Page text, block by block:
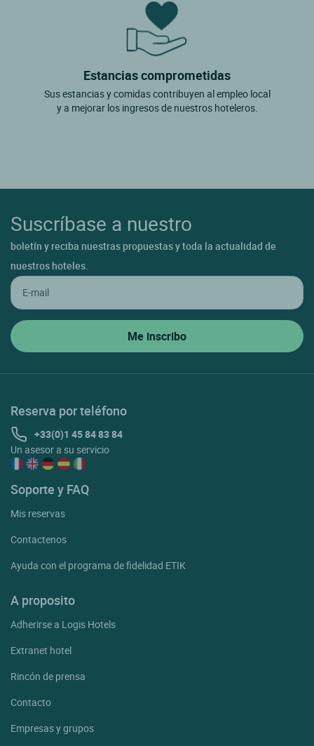
Estancias comprometidas
Sus estancias y comidas contribuyen al empleo local
y a mejorar los ingresos de nuestros hoteleros.
Suscríbase a nuestro
boletín y reciba nuestras propuestas y toda la actualidad de
nuestros hoteles.
Reserva por teléfono
+33(0)1 45 84 83 84
Un asesor a su servicio
Soporte y FAQ
Mis reservas
Contactenos
Ayuda con el programa de fidelidad ETIK
A proposito
Adherirse a Logis Hotels
Extranet hotel
Rincón de prensa
Contacto
Empresas y grupos